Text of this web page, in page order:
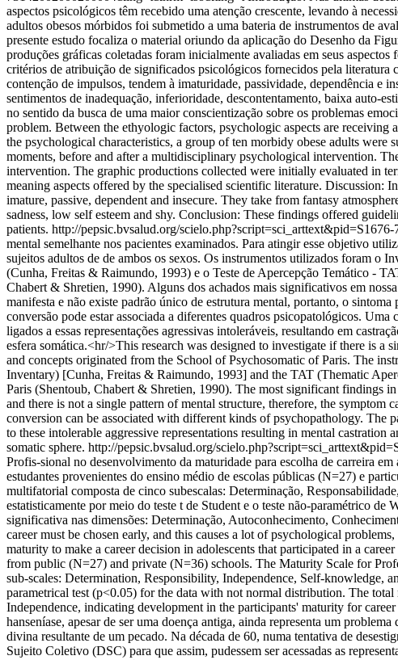
aspectos psicológicos têm recebido uma atenção crescente, levando à
adultos obesos mórbidos foi submetido a uma bateria de instrumentos de
presente estudo focaliza o material oriundo da aplicação do Desenho da
produções gráficas coletadas foram inicialmente avaliadas em seus
critérios de atribuição de significados psicológicos fornecidos pela literatura
contenção de impulsos, tendem à imaturidade, passividade, dependência e
sentimentos de inadequação, inferioridade, descontentamento, baixa auto-
no sentido da busca de uma maior conscientização sobre os problemas
problem. Between the ethyologic factors, psychologic aspects are
the psychological characteristics, a group of ten morbidy obese adults
moments, before and after a multidisciplinary psychological intervention.
intervention. The graphic productions collected were initially evaluated in
meaning aspects offered by the specialised scientific literature. Discussion:
imature, passive, dependent and insecure. They take from fantasy
sadness, low self esteem and shy. Conclusion: These findings offered
patients. http://pepsic.bvsalud.org/
mental semelhante nos pacientes examinados. Para atingir esse objetivo
sujeitos adultos de de ambos os sexos. Os instrumentos utilizados foram
(Cunha, Freitas & Raimundo, 1993) e o Teste de Apercepção Temático -
Chabert & Shretien, 1990). Alguns dos achados mais significativos em
manifesta e não existe padrão único de estrutura mental, portanto, o
conversão pode estar associada a diferentes quadros psicopatológicos.
ligados a essas representações agressivas intoleráveis, resultando em
esfera somática.<hr/>This research was designed to investigate if there is
and concepts originated from the School of Psychosomatic of Paris. The
Inventary) [Cunha, Freitas & Raimundo, 1993] and the TAT (Thematic
Paris (Shentoub, Chabert & Shretien, 1990). The most significant findings
and there is not a single pattern of mental structure, therefore, the
conversion can be associated with different kinds of psychopathology. The
to these intolerable aggressive representations resulting in mental
somatic sphere. http://pepsic.bvsalud.org/
Profis-sional no desenvolvimento da maturidade para escolha de carreira
estudantes provenientes do ensino médio de escolas públicas (N=27) e
multifatorial composta de cinco subescalas: Determinação,
estatisticamente por meio do teste t de Student e o teste não-paramétrico
significativa nas dimensões: Determinação, Autoconhecimento,
career must be chosen early, and this causes a lot of psychological
maturity to make a career decision in adolescents that participated in a
from public (N=27) and private (N=36) schools. The Maturity Scale for
sub-scales: Determination, Responsibility, Independence, Self-
parametrical test (p<0.05) for the data with not normal distribution. The
Independence, indicating development in the participants' maturity for career
hanseníase, apesar de ser uma doença antiga, ainda representa um
divina resultante de um pecado. Na década de 60, numa tentativa de
Sujeito Coletivo (DSC) para que assim, pudessem ser acessadas as